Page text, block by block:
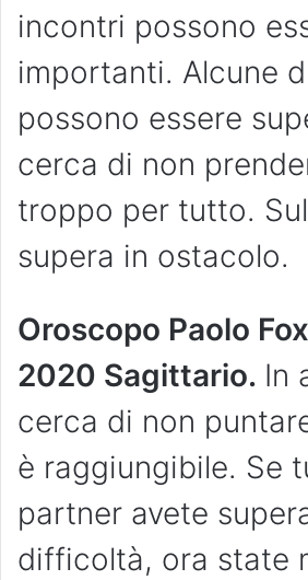
incontri possono
importanti. Alcune
possono essere
cerca di non
troppo per tutto.
supera in ostacolo.
Oroscopo Paolo
2020 Sagittario. In
cerca di non
è raggiungibile. Se
partner avete
difficoltà, ora state